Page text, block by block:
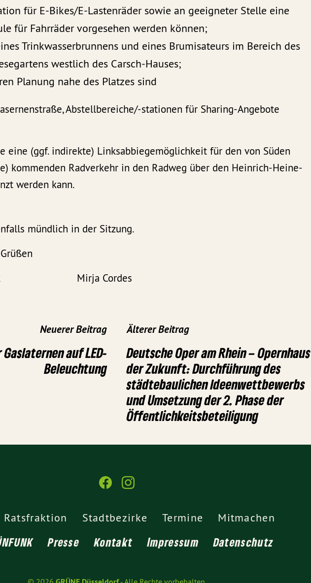
für E-Bikes/E-Lastenräder sowie an geeigneter Stelle eine
für Fahrräder vorgesehen werden können;
Trinkwasserbrunnens und eines Brumisateurs im Bereich des
westlich des Carsch-Hauses;
Planung nahe des Platzes sind
Abstellbereiche/-stationen für Sharing-Angebote
eine (ggf. indirekte) Linksabbiegemöglichkeit für den von Süden
kommenden Radverkehr in den Radweg über den Heinrich-Heine-
werden kann.
mündlich in der Sitzung.
Mirja Cordes
Neuerer Beitrag
auf LED-
Beleuchtung
Älterer Beitrag
Deutsche Oper am Rhein – Opernhaus
der Zukunft: Durchführung des
städtebaulichen Ideenwettbewerbs
und Umsetzung der 2. Phase der
Öffentlichkeitsbeteiligung
Ratsfraktion Stadtbezirke Termine Mitmachen
Presse Kontakt Impressum Datenschutz